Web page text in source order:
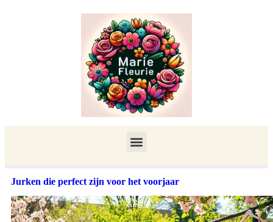
Jurken die perfect zijn voor het voorjaar